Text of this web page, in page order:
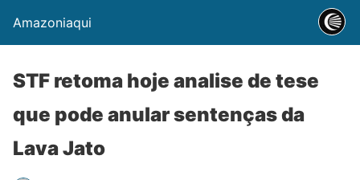
Amazoniaqui
STF retoma hoje analise de tese
que pode anular sentenças da
Lava Jato